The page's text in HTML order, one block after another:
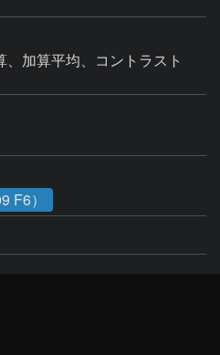
加算平均、コントラスト
F6）